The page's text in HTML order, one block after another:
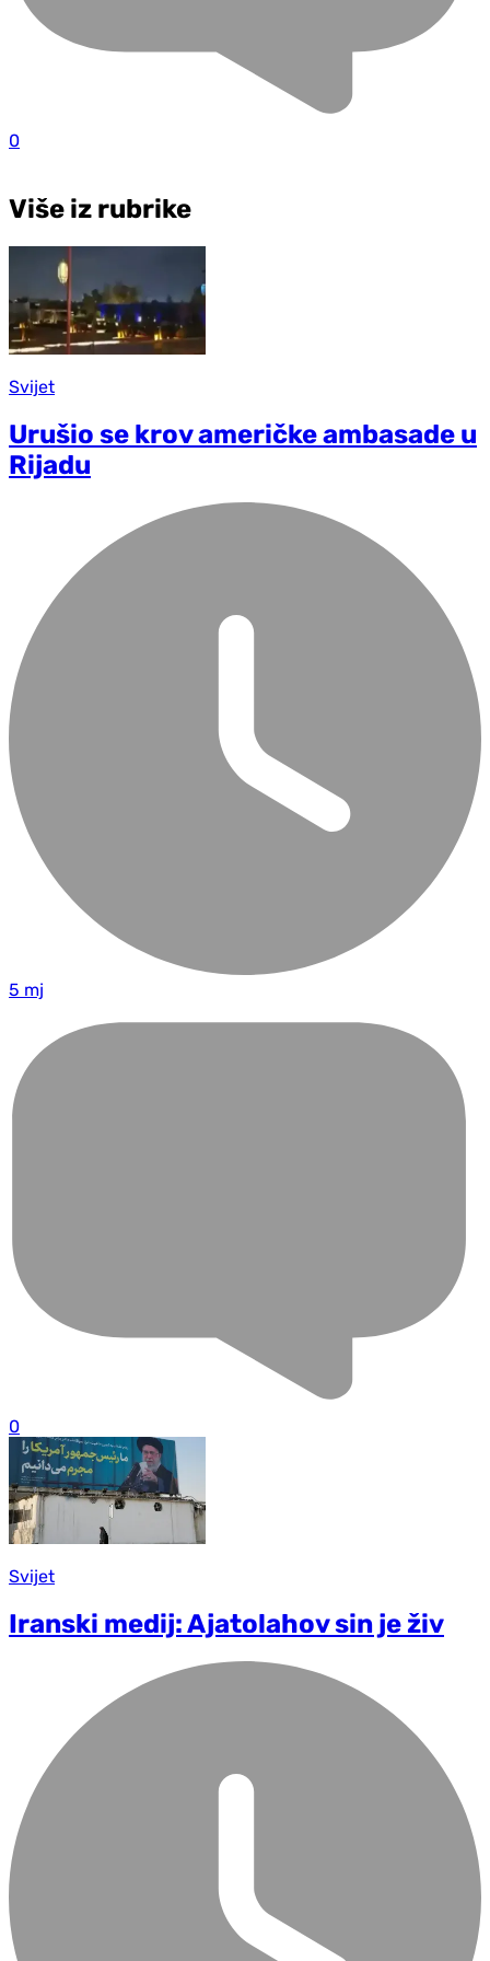
0
Više iz rubrike
Svijet
Urušio se krov američke ambasade u
Rijadu
5 mj
0
Svijet
Iranski medij: Ajatolahov sin je živ